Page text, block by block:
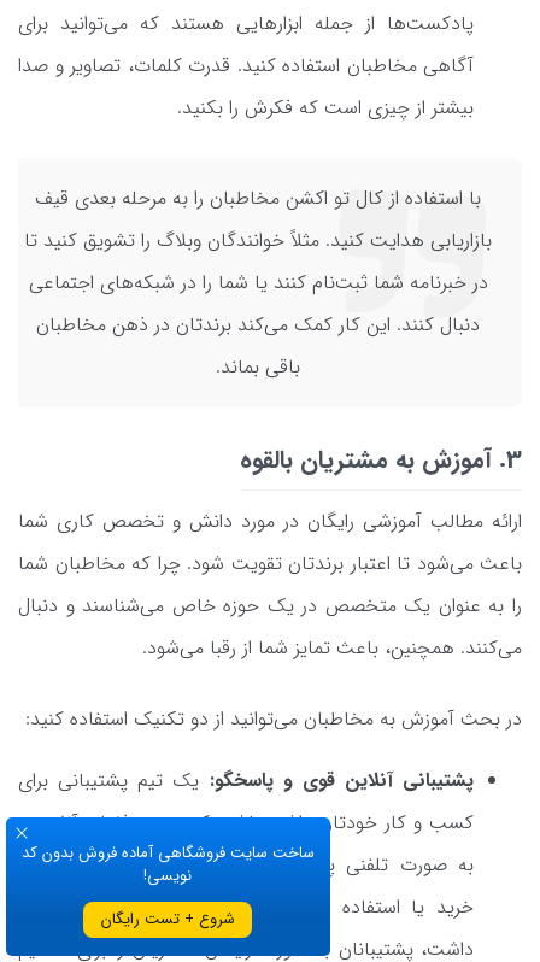
پادکست‌ها از جمله ابزارهایی هستند که می‌توانید برای
آگاهی مخاطبان استفاده کنید. قدرت کلمات، تصاویر و صدا
بیشتر از چیزی است که فکرش را بکنید.
با استفاده از کال تو اکشن مخاطبان را به مرحله بعدی قیف
بازاریابی هدایت کنید. مثلاً خوانندگان وبلاگ را تشویق کنید تا
در خبرنامه شما ثبت‌نام کنند یا شما را در شبکه‌های اجتماعی
دنبال کنند. این کار کمک می‌کند برندتان در ذهن مخاطبان
باقی بماند.
3. آموزش به مشتریان بالقوه
ارائه مطالب آموزشی رایگان در مورد دانش و تخصص کاری شما
باعث می‌شود تا اعتبار برندتان تقویت شود. چرا که مخاطبان شما
را به عنوان یک متخصص در یک حوزه خاص می‌شناسند و دنبال
می‌کنند. همچنین، باعث تمایز شما از رقبا می‌شود.
در بحث آموزش به مخاطبان می‌توانید از دو تکنیک استفاده کنید:
پشتیبانی آنلاین قوی و پاسخگو: یک تیم پشتیبانی برای
کسب و کار خودتان داشته باشید که چه در فضای آنلاین و
به صورت تلفنی پاسخگوی مشتریان باشید. اگر در زمان
خرید یا استفاده از محصول و خدمات نیاز به راهنمایی
داشت، پشتیبانان به صورت رایگان مشتریان را برای تصمیم
ساخت سایت فروشگاهی آماده فروش بدون کد
نویسی!
شروع + تست رایگان